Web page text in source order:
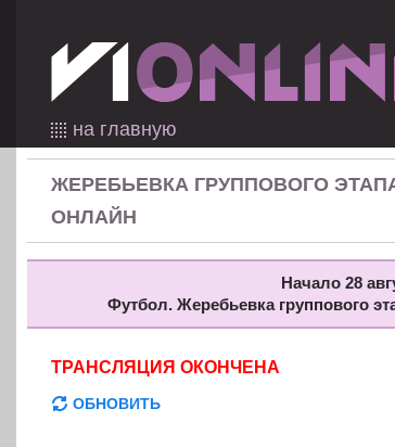
на главную
ЖЕРЕБЬЕВКА ГРУППОВОГО
ОНЛАЙН
Начало 28
Футбол. Жеребьевка группового
ТРАНСЛЯЦИЯ ОКОНЧЕНА
ОБНОВИТЬ